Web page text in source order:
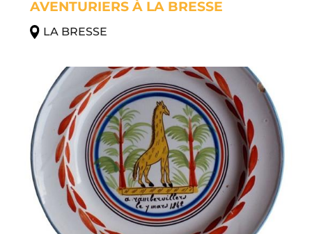
AVENTURIERS À LA BRESSE
LA BRESSE